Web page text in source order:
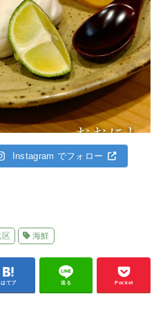
Instagram でフォロー
区 海鮮
はてブ 送る Pocket